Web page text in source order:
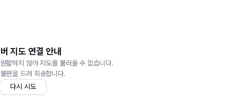
지도 연결 안내
활하지 않아 지도를 불러올 수 없습니다.
편을 드려 죄송합니다.
다시 시도